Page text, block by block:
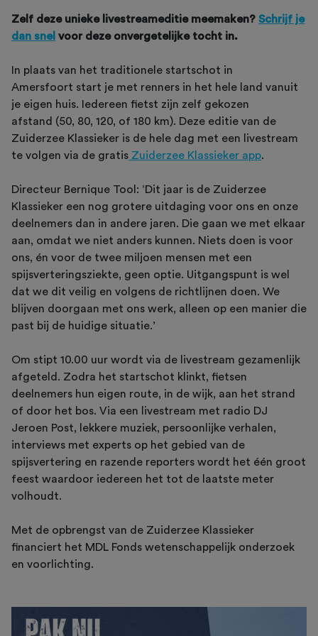
Zelf deze unieke livestreameditie meemaken? Schrijf je
dan snel voor deze onvergetelijke tocht in.
In plaats van het traditionele startschot in
Amersfoort start je met renners in het hele land vanuit
je eigen huis. Iedereen fietst zijn zelf gekozen
afstand (50, 80, 120, of 180 km). Deze editie van de
Zuiderzee Klassieker is de hele dag met een livestream
te volgen via de gratis Zuiderzee Klassieker app.
Directeur Bernique Tool: ‘Dit jaar is de Zuiderzee
Klassieker een nog grotere uitdaging voor ons en onze
deelnemers dan in andere jaren. Die gaan we met elkaar
aan, omdat we niet anders kunnen. Niets doen is voor
ons, én voor de twee miljoen mensen met een
spijsverteringsziekte, geen optie. Uitgangspunt is wel
dat we dit veilig en volgens de richtlijnen doen. We
blijven doorgaan met ons werk, alleen op een manier die
past bij de huidige situatie.’
Om stipt 10.00 uur wordt via de livestream gezamenlijk
afgeteld. Zodra het startschot klinkt, fietsen
deelnemers hun eigen route, in de wijk, aan het strand
of door het bos. Via een livestream met radio DJ
Jeroen Post, lekkere muziek, persoonlijke verhalen,
interviews met experts op het gebied van de
spijsvertering en razende reporters wordt het één groot
feest waardoor iedereen het tot de laatste meter
volhoudt.
Met de opbrengst van de Zuiderzee Klassieker
financiert het MDL Fonds wetenschappelijk onderzoek
en voorlichting.